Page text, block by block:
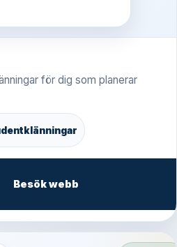
för dig som planerar
Besök webb